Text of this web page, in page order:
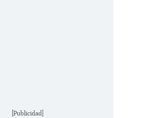
[Publicidad]